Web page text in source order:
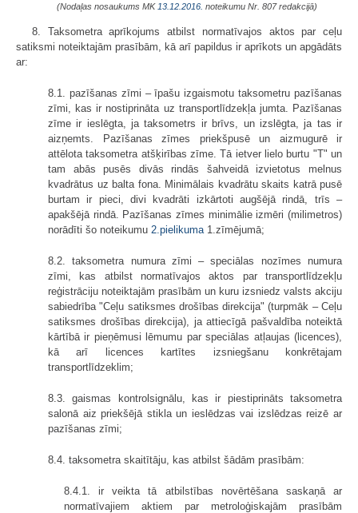
(Nodaļas nosaukums MK 13.12.2016. noteikumu Nr. 807 redakcijā)
8. Taksometra aprīkojums atbilst normatīvajos aktos par ceļu
satiksmi noteiktajām prasībām, kā arī papildus ir aprīkots un apgādāts
ar:
8.1. pazīšanas zīmi – īpašu izgaismotu taksometru pazīšanas
zīmi, kas ir nostiprināta uz transportlīdzekļa jumta. Pazīšanas
zīme ir ieslēgta, ja taksometrs ir brīvs, un izslēgta, ja tas ir
aizņemts. Pazīšanas zīmes priekšpusē un aizmugurē ir
attēlota taksometra atšķirības zīme. Tā ietver lielo burtu "T" un
tam abās pusēs divās rindās šahveidā izvietotus melnus
kvadrātus uz balta fona. Minimālais kvadrātu skaits katrā pusē
burtam ir pieci, divi kvadrāti izkārtoti augšējā rindā, trīs –
apakšējā rindā. Pazīšanas zīmes minimālie izmēri (milimetros)
norādīti šo noteikumu 2.pielikuma 1.zīmējumā;
8.2. taksometra numura zīmi – speciālas nozīmes numura
zīmi, kas atbilst normatīvajos aktos par transportlīdzekļu
reģistrāciju noteiktajām prasībām un kuru izsniedz valsts akciju
sabiedrība "Ceļu satiksmes drošības direkcija" (turpmāk – Ceļu
satiksmes drošības direkcija), ja attiecīgā pašvaldība noteiktā
kārtībā ir pieņēmusi lēmumu par speciālas atļaujas (licences),
kā arī licences kartītes izsniegšanu konkrētajam
transportlīdzeklim;
8.3. gaismas kontrolsignālu, kas ir piestiprināts taksometra
salonā aiz priekšējā stikla un ieslēdzas vai izslēdzas reizē ar
pazīšanas zīmi;
8.4. taksometra skaitītāju, kas atbilst šādām prasībām:
8.4.1. ir veikta tā atbilstības novērtēšana saskaņā ar
normatīvajiem aktiem par metroloģiskajām prasībām